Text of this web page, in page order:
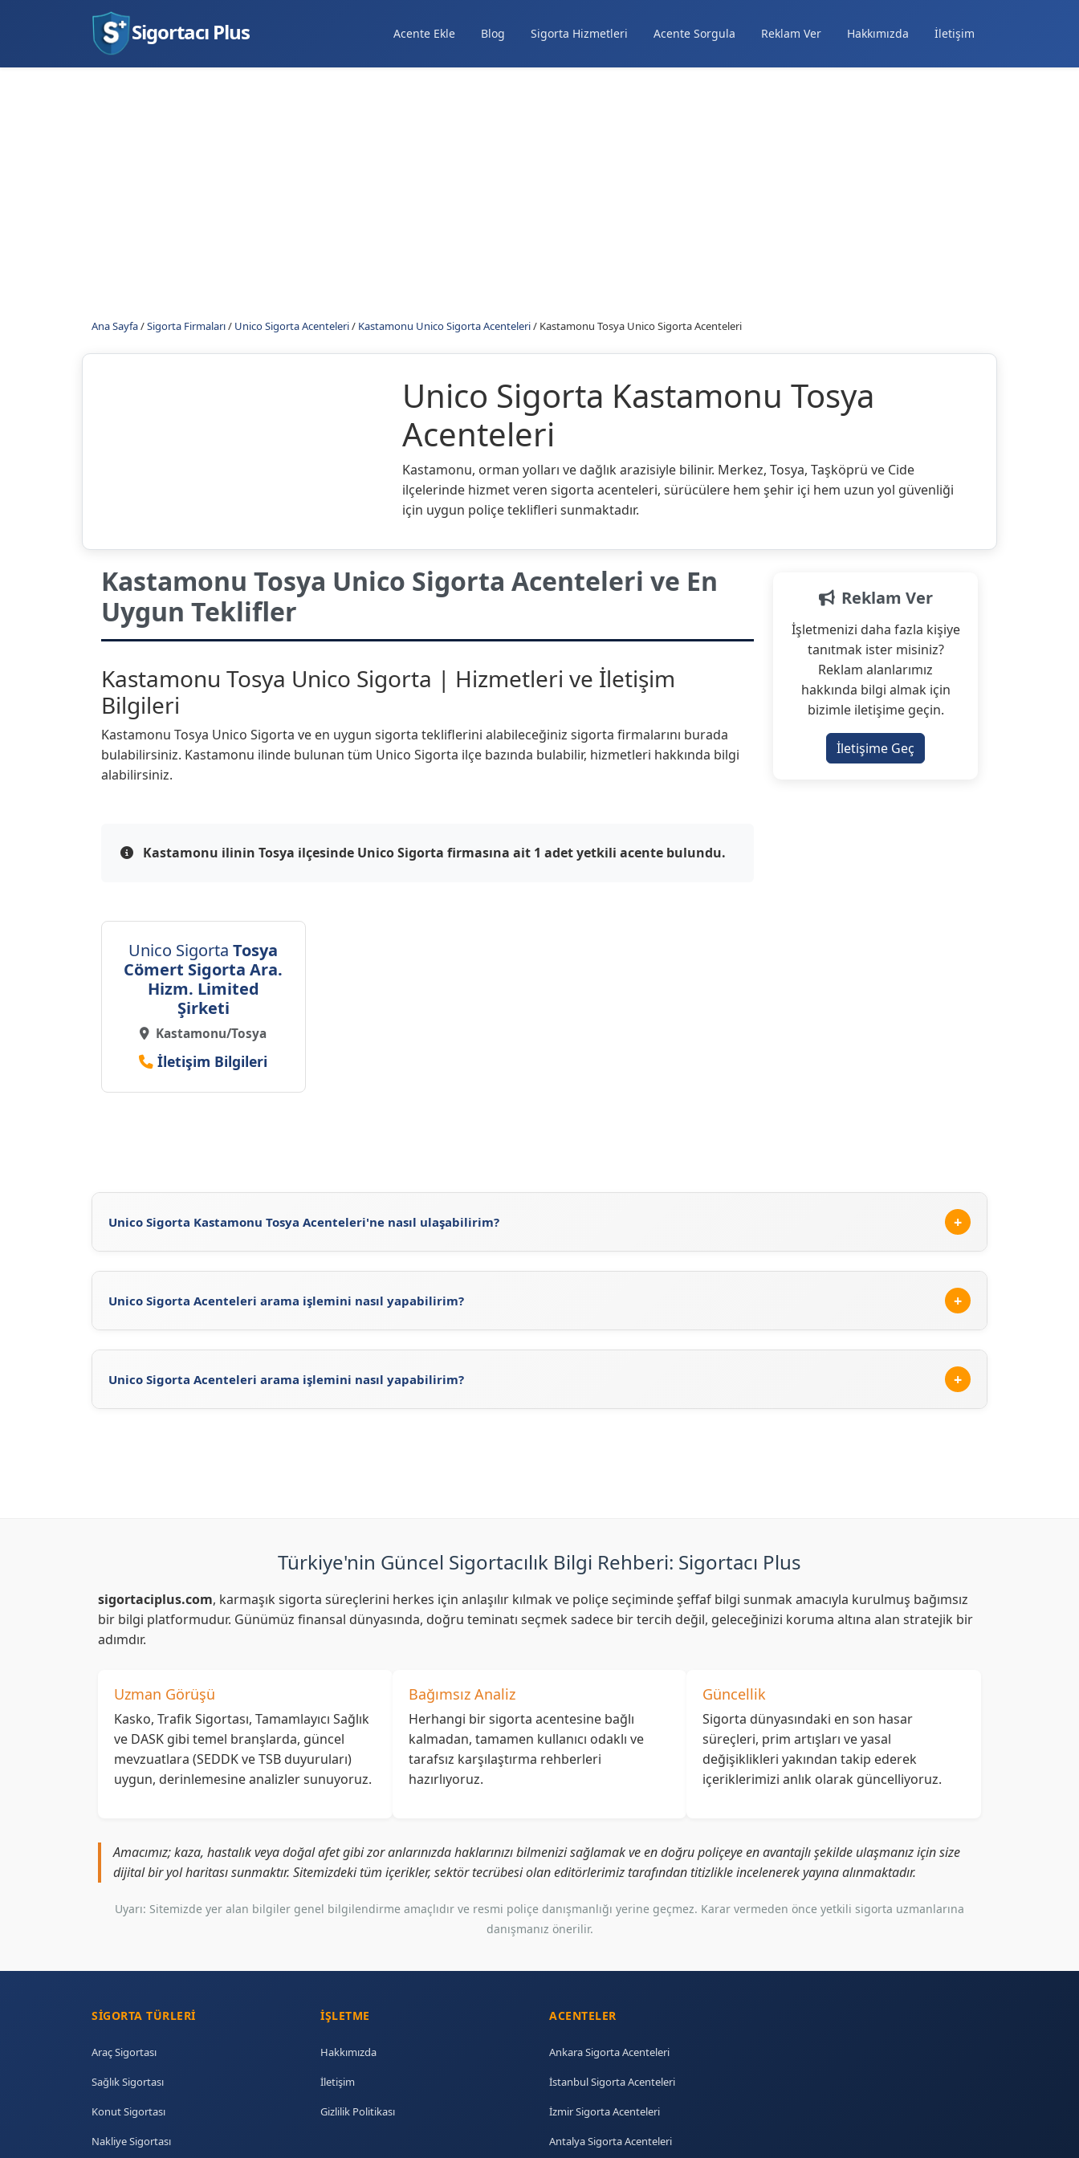
Sigortacı Plus Acente Ekle Blog Sigorta Hizmetleri Acente Sorgula Reklam Ver Hakkımızda İletişim
Ana Sayfa/Sigorta Firmaları/ Unico Sigorta Acenteleri/ Kastamonu Unico Sigorta Acenteleri/ Kastamonu Tosya Unico Sigorta Acenteleri
Unico Sigorta Kastamonu Tosya
Acenteleri
Kastamonu, orman yolları ve dağlık arazisiyle bilinir. Merkez, Tosya, Taşköprü ve Cide
ilçelerinde hizmet veren sigorta acenteleri, sürücülere hem şehir içi hem uzun yol güvenliği
için uygun poliçe teklifleri sunmaktadır.
Kastamonu Tosya Unico Sigorta Acenteleri ve En
Uygun Teklifler
Kastamonu Tosya Unico Sigorta | Hizmetleri ve İletişim
Bilgileri
Kastamonu Tosya Unico Sigorta ve en uygun sigorta tekliflerini alabileceğiniz sigorta firmalarını burada
bulabilirsiniz. Kastamonu ilinde bulunan tüm Unico Sigorta ilçe bazında bulabilir, hizmetleri hakkında bilgi
alabilirsiniz.
Kastamonu ilinin Tosya ilçesinde Unico Sigorta firmasına ait 1 adet yetkili acente bulundu.
Unico SigortaTosya
Cömert Sigorta Ara.
Hizm. Limited
Şirketi
Kastamonu/Tosya
İletişim Bilgileri
Reklam Ver
İşletmenizi daha fazla kişiye
tanıtmak ister misiniz?
Reklam alanlarımız
hakkında bilgi almak için
bizimle iletişime geçin.
İletişime Geç
Unico Sigorta Kastamonu Tosya Acenteleri'ne nasıl ulaşabilirim? +
Sigorta'nun
Unico Sigorta Acenteleri arama işlemini nasıl yapabilirim? +
acentelerin iletişim bilgilerini ve konumlarını görebilirsiniz. Ayrıca, Unico Sigorta'nun
Sigorta Acenteleri'ni inceleyerek Unico Sigorta acentelerine ulaşabilirsiniz.
Unico Sigorta Acenteleri arama işlemini nasıl yapabilirim? +
Türkiye'nin Güncel Sigortacılık Bilgi Rehberi: Sigortacı Plus
sigortaciplus.com, karmaşık sigorta süreçlerini herkes için anlaşılır kılmak ve poliçe seçiminde şeffaf bilgi sunmak amacıyla kurulmuş bağımsız
bir bilgi platformudur. Günümüz finansal dünyasında, doğru teminatı seçmek sadece bir tercih değil, geleceğinizi koruma altına alan stratejik bir
adımdır.
Uzman Görüşü
Kasko, Trafik Sigortası, Tamamlayıcı Sağlık
ve DASK gibi temel branşlarda, güncel
mevzuatlara (SEDDK ve TSB duyuruları)
uygun, derinlemesine analizler sunuyoruz.
Bağımsız Analiz
Herhangi bir sigorta acentesine bağlı
kalmadan, tamamen kullanıcı odaklı ve
tarafsız karşılaştırma rehberleri
hazırlıyoruz.
Güncellik
Sigorta dünyasındaki en son hasar
süreçleri, prim artışları ve yasal
değişiklikleri yakından takip ederek
içeriklerimizi anlık olarak güncelliyoruz.
Amacımız; kaza, hastalık veya doğal afet gibi zor anlarınızda haklarınızı bilmenizi sağlamak ve en doğru poliçeye en avantajlı şekilde ulaşmanız için size
dijital bir yol haritası sunmaktır. Sitemizdeki tüm içerikler, sektör tecrübesi olan editörlerimiz tarafından titizlikle incelenerek yayına alınmaktadır.
Uyarı: Sitemizde yer alan bilgiler genel bilgilendirme amaçlıdır ve resmi poliçe danışmanlığı yerine geçmez. Karar vermeden önce yetkili sigorta uzmanlarına
danışmanız önerilir.
SIGORTA TÜRLERI
Araç Sigortası
Sağlık Sigortası
Konut Sigortası
Nakliye Sigortası
İŞLETME
Hakkımızda
İletişim
Gizlilik Politikası
ACENTELER
Ankara Sigorta Acenteleri
İstanbul Sigorta Acenteleri
İzmir Sigorta Acenteleri
Antalya Sigorta Acenteleri